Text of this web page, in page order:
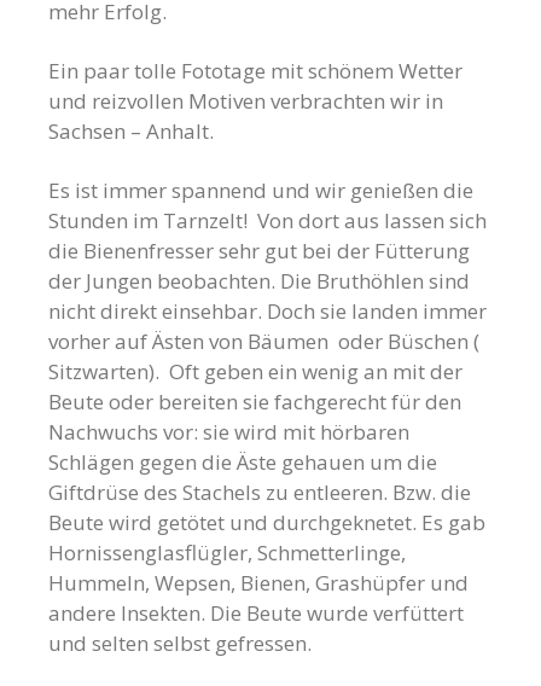
mehr Erfolg.
Ein paar tolle Fototage mit schönem Wetter
und reizvollen Motiven verbrachten wir in
Sachsen – Anhalt.
Es ist immer spannend und wir genießen die
Stunden im Tarnzelt! Von dort aus lassen sich
die Bienenfresser sehr gut bei der Fütterung
der Jungen beobachten. Die Bruthöhlen sind
nicht direkt einsehbar. Doch sie landen immer
vorher auf Ästen von Bäumen oder Büschen (
Sitzwarten). Oft geben ein wenig an mit der
Beute oder bereiten sie fachgerecht für den
Nachwuchs vor: sie wird mit hörbaren
Schlägen gegen die Äste gehauen um die
Giftdrüse des Stachels zu entleeren. Bzw. die
Beute wird getötet und durchgeknetet. Es gab
Hornissenglasflügler, Schmetterlinge,
Hummeln, Wepsen, Bienen, Grashüpfer und
andere Insekten. Die Beute wurde verfüttert
und selten selbst gefressen.